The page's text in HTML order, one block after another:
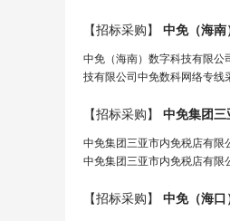
【招标采购】 中免（海南
中免（海南）数字科技有限公
技有限公司中免数科网络专线
【招标采购】 中免集团三
中免集团三亚市内免税店有
中免集团三亚市内免税店有限
【招标采购】